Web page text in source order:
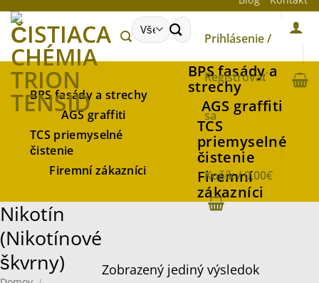
Hľadať:
Prihlásenie /
Registrovať
sa
Košík /0,00€
BPS fasády a strechy
AGS graffiti
TCS priemyselné
čistenie
Firemní zákazníci
BPS fasády a
strechy
AGS graffiti
TCS
priemyselné
čistenie
Firemní
zákazníci
Nikotín
(Nikotínové
škvrny)
Zobrazený jediný výsledok